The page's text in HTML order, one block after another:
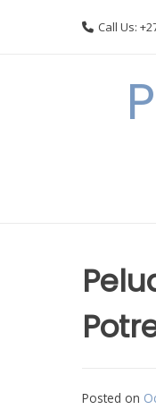
Call Us:
Posted on